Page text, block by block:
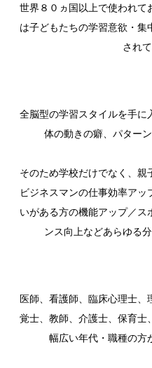
世界８０ヵ国以上で使われ
は子どもたちの学習意欲・集
され
全脳型の学習スタイルを手
体の動きの癖、パター
そのため学校だけでなく、親
ビジネスマンの仕事効率ア
いがある方の機能アップ／
ンス向上などあらゆる
医師、看護師、臨床心理士
覚士、教師、介護士、保育
幅広い年代・職種の方